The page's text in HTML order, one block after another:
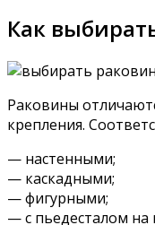
Как
Раковины
крепления.
— настенными;
— каскадными;
— фигурными;
— с пьедесталом